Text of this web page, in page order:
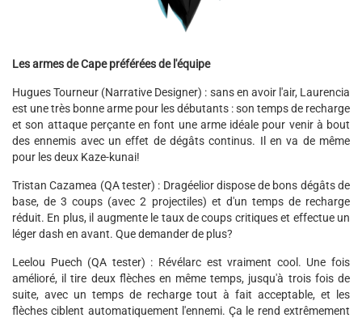
Les armes de Cape préférées de l'équipe
Hugues Tourneur (Narrative Designer) : sans en avoir l'air, Laurencia
est une très bonne arme pour les débutants : son temps de recharge
et son attaque perçante en font une arme idéale pour venir à bout
des ennemis avec un effet de dégâts continus. Il en va de même
pour les deux Kaze-kunai!
Tristan Cazamea (QA tester) : Dragéelior dispose de bons dégâts de
base, de 3 coups (avec 2 projectiles) et d'un temps de recharge
réduit. En plus, il augmente le taux de coups critiques et effectue un
léger dash en avant. Que demander de plus?
Leelou Puech (QA tester) : Révélarc est vraiment cool. Une fois
amélioré, il tire deux flèches en même temps, jusqu'à trois fois de
suite, avec un temps de recharge tout à fait acceptable, et les
flèches ciblent automatiquement l'ennemi. Ça le rend extrêmement